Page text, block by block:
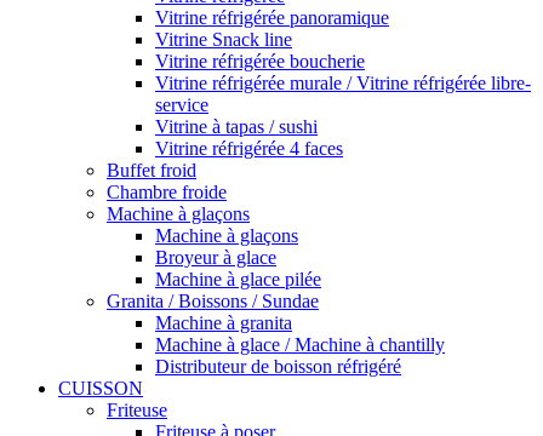
Vitrine réfrigérée panoramique
Vitrine Snack line
Vitrine réfrigérée boucherie
Vitrine réfrigérée murale / Vitrine réfrigérée libre-
service
Vitrine à tapas / sushi
Vitrine réfrigérée 4 faces
Buffet froid
Chambre froide
Machine à glaçons
Machine à glaçons
Broyeur à glace
Machine à glace pilée
Granita / Boissons / Sundae
Machine à granita
Machine à glace / Machine à chantilly
Distributeur de boisson réfrigéré
CUISSON
Friteuse